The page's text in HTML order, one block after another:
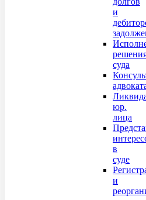
и
суда
юр.
лица
в
суде
и